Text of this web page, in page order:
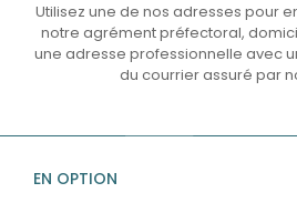
Utilisez une de nos adresses pour
notre agrément préfectoral,
une adresse professionnelle avec
du courrier assuré par
EN OPTION